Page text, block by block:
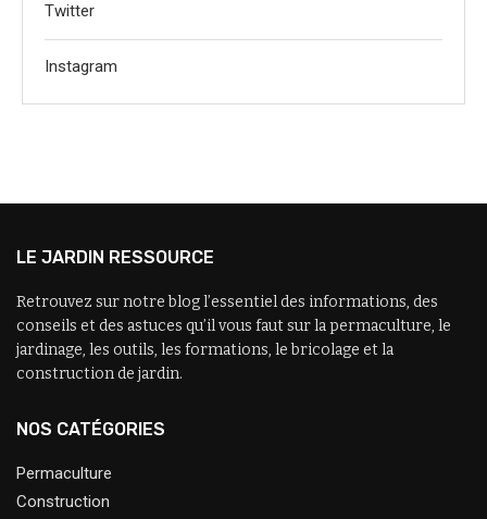
Twitter
Instagram
LE JARDIN RESSOURCE
Retrouvez sur notre blog l’essentiel des informations, des
conseils et des astuces qu’il vous faut sur la permaculture, le
jardinage, les outils, les formations, le bricolage et la
construction de jardin.
NOS CATÉGORIES
Permaculture
Construction